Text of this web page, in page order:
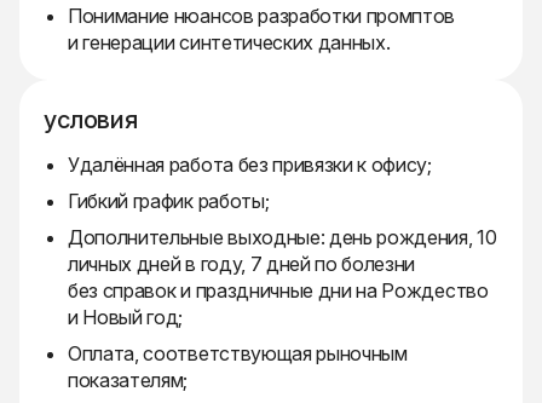
Понимание нюансов разработки промптов
и генерации синтетических данных.
условия
Удалённая работа без привязки к офису;
Гибкий график работы;
Дополнительные выходные: день рождения, 10
личных дней в году, 7 дней по болезни
без справок и праздничные дни на Рождество
и Новый год;
Оплата, соответствующая рыночным
показателям;